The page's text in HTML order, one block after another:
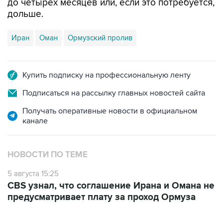
до четырех месяцев или, если это потребуется,
дольше.
Иран Оман Ормузский пролив
Купить подписку на профессиональную ленту
Подписаться на рассылку главных новостей сайта
Получать оперативные новости в официальном
канале
НОВОСТИ ПО ТЕМЕ
5 августа 15:25
CBS узнал, что соглашение Ирана и Омана не
предусматривает плату за проход Ормуза